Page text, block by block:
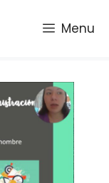
Menu